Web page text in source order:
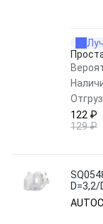
122 ₽
129 ₽